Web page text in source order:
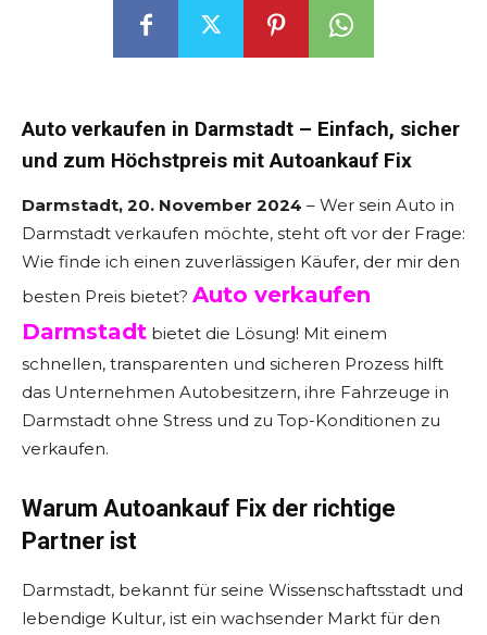
Auto verkaufen in Darmstadt – Einfach, sicher
und zum Höchstpreis mit Autoankauf Fix
Darmstadt, 20. November 2024 – Wer sein Auto in
Darmstadt verkaufen möchte, steht oft vor der Frage:
Wie finde ich einen zuverlässigen Käufer, der mir den
besten Preis bietet? Auto verkaufen
Darmstadt bietet die Lösung! Mit einem
schnellen, transparenten und sicheren Prozess hilft
das Unternehmen Autobesitzern, ihre Fahrzeuge in
Darmstadt ohne Stress und zu Top-Konditionen zu
verkaufen.
Warum Autoankauf Fix der richtige
Partner ist
Darmstadt, bekannt für seine Wissenschaftsstadt und
lebendige Kultur, ist ein wachsender Markt für den